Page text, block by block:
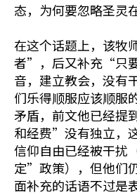
态，为何要忽略圣灵
在这个话题上，该牧
者”，后又补充“只
音，建立教会，没有
们乐得顺服应该顺服
矛盾，前文他已经
和经费”没有独立，
信仰自由已经被干扰
定”政策），但他们
面补充的话语不过是